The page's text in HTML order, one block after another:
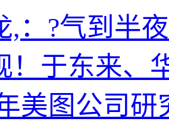
,：?气到半
！于东来、
美图公司